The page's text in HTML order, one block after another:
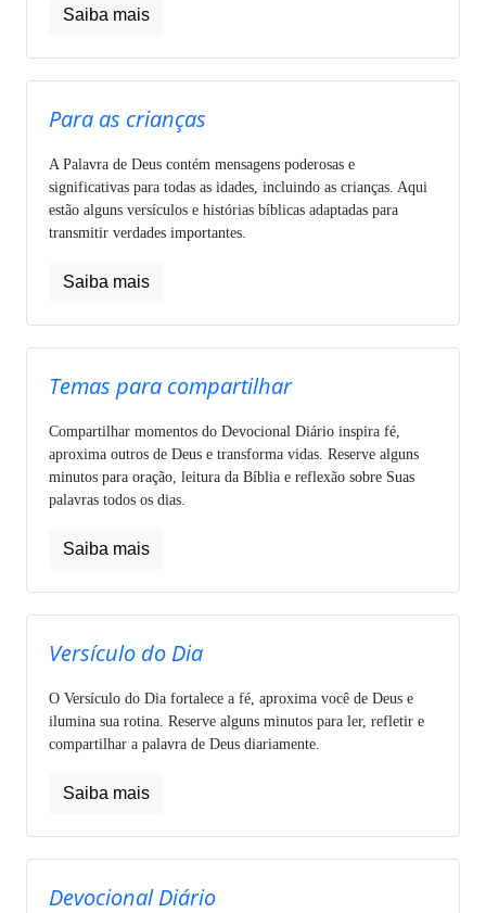
Saiba mais
Para as crianças
A Palavra de Deus contém mensagens poderosas e
significativas para todas as idades, incluindo as crianças. Aqui
estão alguns versículos e histórias bíblicas adaptadas para
transmitir verdades importantes.
Saiba mais
Temas para compartilhar
Compartilhar momentos do Devocional Diário inspira fé,
aproxima outros de Deus e transforma vidas. Reserve alguns
minutos para oração, leitura da Bíblia e reflexão sobre Suas
palavras todos os dias.
Saiba mais
Versículo do Dia
O Versículo do Dia fortalece a fé, aproxima você de Deus e
ilumina sua rotina. Reserve alguns minutos para ler, refletir e
compartilhar a palavra de Deus diariamente.
Saiba mais
Devocional Diário